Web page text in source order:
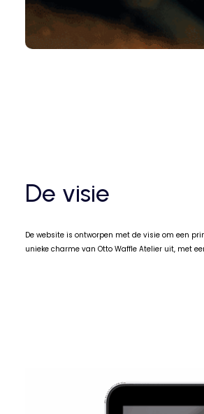
De visie
De website is ontworpen met de visie om een
unieke charme van Otto Waffle Atelier uit, met